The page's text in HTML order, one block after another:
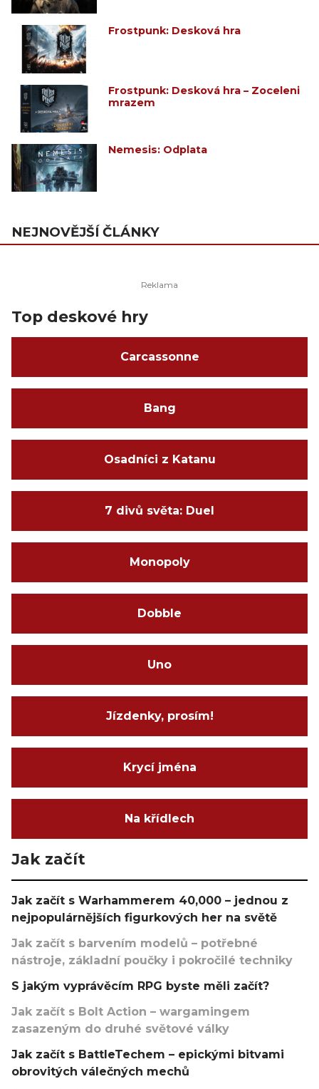
Frostpunk: Desková hra
Frostpunk: Desková hra – Zoceleni
mrazem
Nemesis: Odplata
NEJNOVĚJŠÍ ČLÁNKY
Top deskové hry
Carcassonne
Bang
Osadníci z Katanu
7 divů světa: Duel
Monopoly
Dobble
Uno
Jízdenky, prosím!
Krycí jména
Na křídlech
Jak začít
Jak začít s Warhammerem 40,000 – jednou z
nejpopulárnějších figurkových her na světě
Jak začít s barvením modelů – potřebné
nástroje, základní poučky i pokročilé techniky
S jakým vyprávěcím RPG byste měli začít?
Jak začít s Bolt Action – wargamingem
zasazeným do druhé světové války
Jak začít s BattleTechem – epickými bitvami
obrovitých válečných mechů